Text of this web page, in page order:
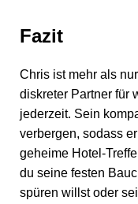
Fazit
Chris ist mehr als
diskreter Partner für
jederzeit. Sein
verbergen, sodass
geheime Hotel-
du seine festen
spüren willst oder